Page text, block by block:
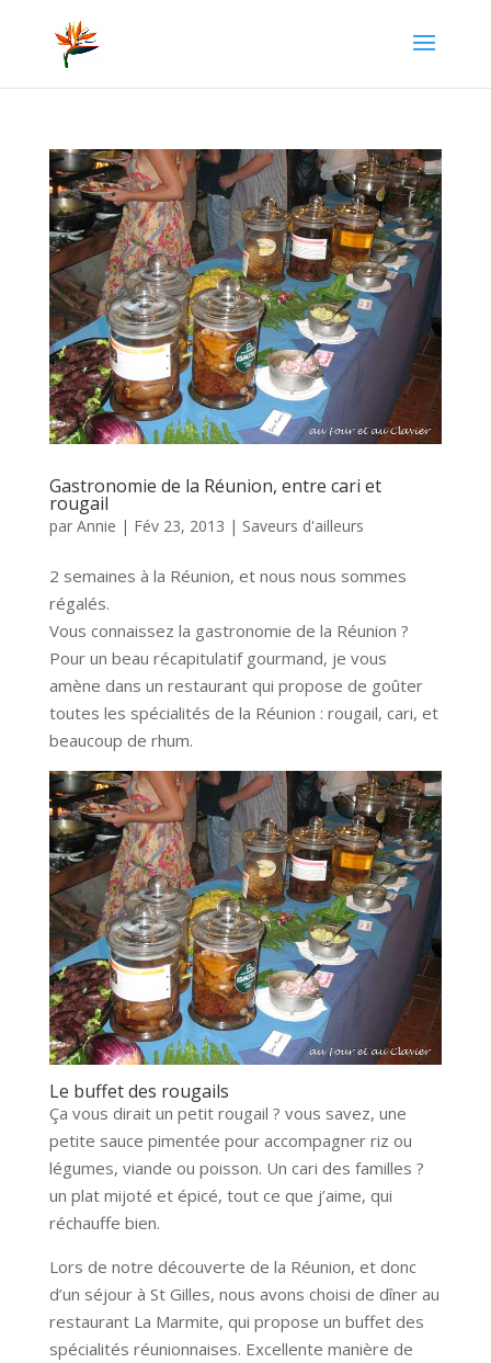
Gastronomie de la Réunion, entre cari et
rougail
par Annie | Fév 23, 2013 | Saveurs d'ailleurs
2 semaines à la Réunion, et nous nous sommes
régalés.
Vous connaissez la gastronomie de la Réunion ?
Pour un beau récapitulatif gourmand, je vous
amène dans un restaurant qui propose de goûter
toutes les spécialités de la Réunion : rougail, cari, et
beaucoup de rhum.
Le buffet des rougails
Ça vous dirait un petit rougail ? vous savez, une
petite sauce pimentée pour accompagner riz ou
légumes, viande ou poisson. Un cari des familles ?
un plat mijoté et épicé, tout ce que j’aime, qui
réchauffe bien.
Lors de notre découverte de la Réunion, et donc
d’un séjour à St Gilles, nous avons choisi de dîner au
restaurant La Marmite, qui propose un buffet des
spécialités réunionnaises. Excellente manière de